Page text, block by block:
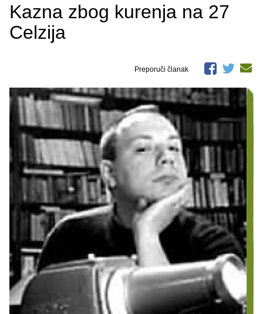
Kazna zbog kurenja na 27
Celzija
Preporuči članak